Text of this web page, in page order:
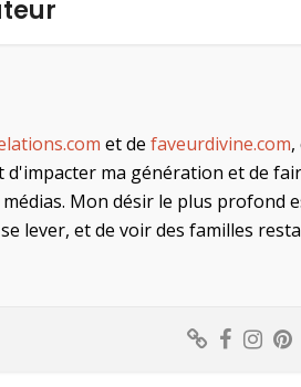
et de faveurdivine.com,
d'impacter ma génération et de
Mon désir le plus profond
lever, et de voir des familles